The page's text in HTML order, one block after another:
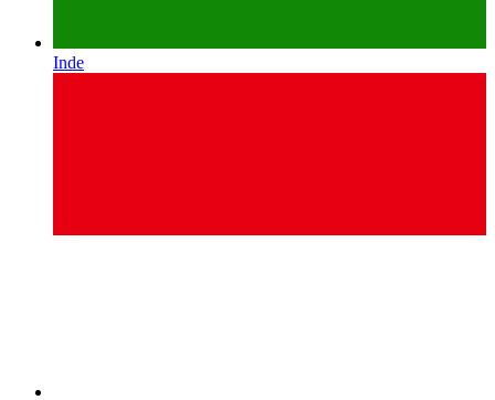
Inde